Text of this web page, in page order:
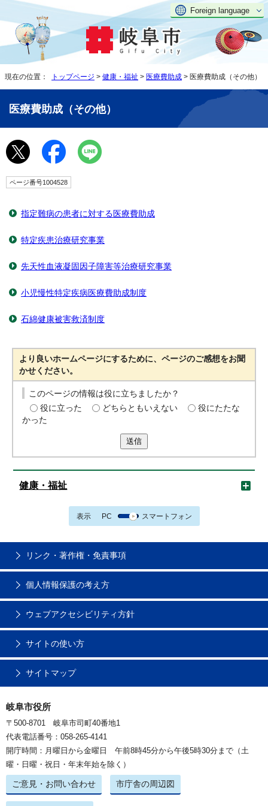
Foreign language
現在の位置： トップページ > 健康・福祉 > 医療費助成 > 医療費助成（その他）
医療費助成（その他）
ページ番号1004528
指定難病の患者に対する医療費助成
特定疾患治療研究事業
先天性血液凝固因子障害等治療研究事業
小児慢性特定疾病医療費助成制度
石綿健康被害救済制度
より良いホームページにするために、ページのご感想をお聞
かせください。
このページの情報は役に立ちましたか？
役に立った
どちらともいえない
役にたたな
かった
送信
健康・福祉
表示 PC スマートフォン
リンク・著作権・免責事項
個人情報保護の考え方
ウェブアクセシビリティ方針
サイトの使い方
サイトマップ
岐阜市役所
〒500-8701 岐阜市司町40番地1
代表電話番号：058-265-4141
開庁時間：月曜日から金曜日 午前8時45分から午後5時30分まで（土
曜・日曜・祝日・年末年始を除く）
ご意見・お問い合わせ 市庁舎の周辺図